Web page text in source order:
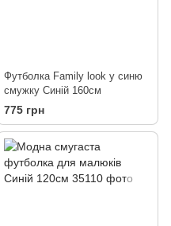
Футболка Family look у синю
смужку Синій 160см
775 грн